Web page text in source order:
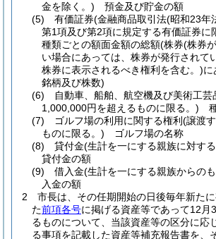
金を除く。) 預金及び貯金の額
(5)
有価証券(金融商品取引法(昭和23年
第1項及び第2項に規定する有価証券に
種類ごとの額面金額の総額(株券(株券
い場合にあっては、株券が発行されて
株券に表示されるべき権利を含む。)に
銘柄及び株数)
(6)
自動車、船舶、航空機及び美術工芸
1,000,000円を超えるものに限る。)
(7)
ゴルフ場の利用に関する権利 (譲渡
ものに限る。) ゴルフ場の名称
(8)
貸付金(生計を一にする親族に対す
貸付金の額
(9)
借入金(生計を一にする親族からの
入金の額
2
市長は、その任期開始の日後毎年新た
た前項各号に掲げる資産等であって12月
るものについて、当該資産等の区分に応
る事項を記載した資産等補充報告書を、